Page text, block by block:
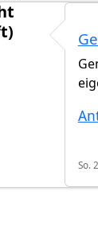
Aleviten
So.